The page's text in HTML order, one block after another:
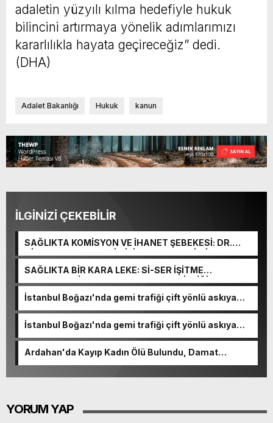
adaletin yüzyılı kılma hedefiyle hukuk
bilincini artırmaya yönelik adımlarımızı
kararlılıkla hayata geçireceğiz” dedi.
(DHA)
Adalet Bakanlığı Hukuk kanun
İLGİNİZİ ÇEKEBİLİR
SAĞLIKTA KOMİSYON VE İHANET ŞEBEKESİ: DR.
NİHAT URUÇ VE SEMİH İŞİTME MERKEZİ’NİN SGK
VURGUNU!
SAĞLIKTA BİR KARA LEKE: Sİ-SER İŞİTME
MERKEZLERİ VE MODERN UMUT TACİRLİĞİ
İstanbul Boğazı'nda gemi trafiği çift yönlü askıya
İstanbul Boğazı'nda gemi trafiği çift yönlü askıya
Ardahan'da Kayıp Kadın Ölü Bulundu, Damat
Gözaltında
YORUM YAP